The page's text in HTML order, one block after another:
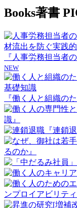
Books著書
『人事労務担当者
NEW
『働く人と組織の
識』
『連鎖
るのか』
ンプロイアビリティ